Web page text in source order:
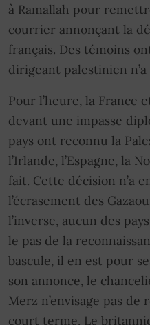
à Ramallah pour
courrier annonçant la
français. Des témoins
dirigeant palestinien
Pour l’heure, la France
devant une impasse
pays ont reconnu la
l’Irlande, l’Espagne, la
fait. Cette décision n’a
l’écrasement des
l’inverse, aucun des
le pas de la
bascule, il en est pour
son annonce, le
Merz n’envisage pas
court terme. Le